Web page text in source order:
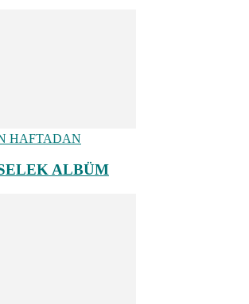
HAFTADAN
ALBÜM